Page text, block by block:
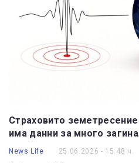
Страховито
има данни за много
News Life 25.06.2026 - 15:48 ч.